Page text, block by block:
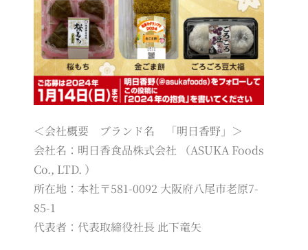
＜会社概要 ブランド名 「明日香野」＞
会社名：明日香食品株式会社 （ASUKA Foods
Co., LTD. ）
所在地：本社〒581-0092 大阪府八尾市老原7-
85-1
代表者：代表取締役社長 此下竜矢